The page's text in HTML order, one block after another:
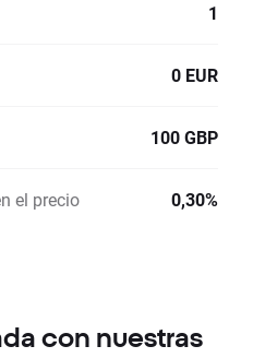
1
0 EUR
100 GBP
el precio 0,30%
con nuestras